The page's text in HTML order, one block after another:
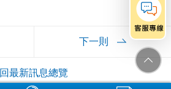
回最新訊息總覽
下一則